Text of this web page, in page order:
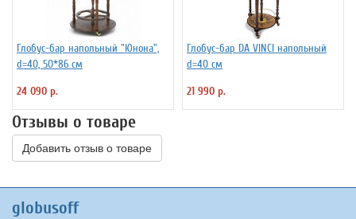
Глобус-бар напольный "Юнона",
d=40, 50*86 см
24 090 р.
Глобус-бар DA VINCI напольный
d=40 см
21 990 р.
Отзывы о товаре
Добавить отзыв о товаре
globusoff